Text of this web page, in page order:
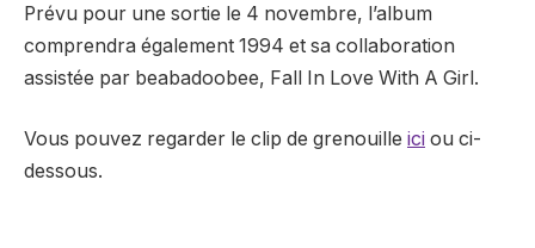
Prévu pour une sortie le 4 novembre, l’album
comprendra également 1994 et sa collaboration
assistée par beabadoobee, Fall In Love With A Girl.
Vous pouvez regarder le clip de grenouille ici ou ci-
dessous.